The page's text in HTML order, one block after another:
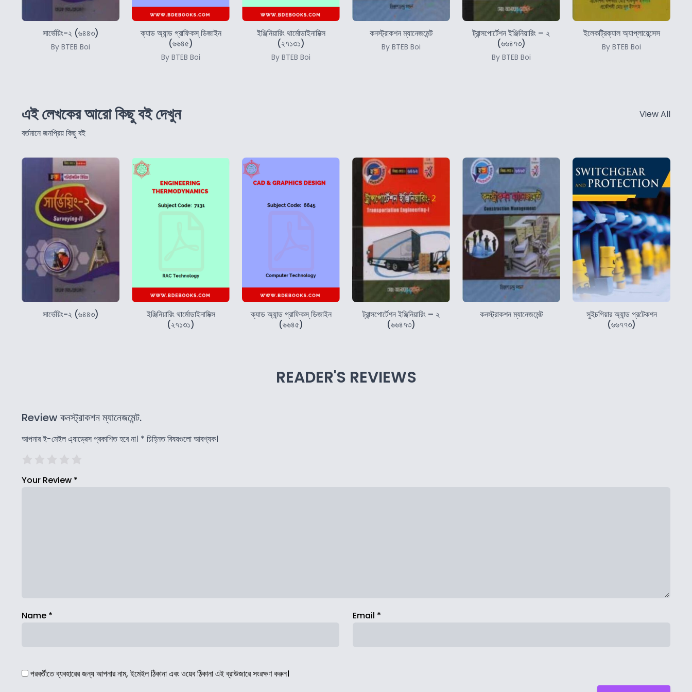
সার্ভেয়িং-২ (৬৪৪৩)
By BTEB Boi
ক্যাড অ্যান্ড গ্রাফিকস্‌ ডিজাইন
(৬৬৪৫)
By BTEB Boi
ইঞ্জিনিয়ারিং থার্মোডাইনামিক্স
(২৭১৩১)
By BTEB Boi
কনস্ট্রাকশন ম্যানেজমেন্ট
By BTEB Boi
ট্রান্সপোর্টেশন ইঞ্জিনিয়ারিং – ২
(৬৬৪৭৩)
By BTEB Boi
ইলেকট্রিক্যাল অ্যাপ্লায়েন্সেস
By BTEB Boi
এই লেখকের আরো কিছু বই দেখুন
বর্তমানে জনপ্রিয় কিছু বই
View All
সার্ভেয়িং-২ (৬৪৪৩)
ইঞ্জিনিয়ারিং থার্মোডাইনামিক্স
(২৭১৩১)
ক্যাড অ্যান্ড গ্রাফিকস্‌ ডিজাইন
(৬৬৪৫)
ট্রান্সপোর্টেশন ইঞ্জিনিয়ারিং – ২
(৬৬৪৭৩)
কনস্ট্রাকশন ম্যানেজমেন্ট
সুইচগিয়ার অ্যান্ড প্রটেকশন
(৬৬৭৭৩)
READER'S REVIEWS
Review কনস্ট্রাকশন ম্যানেজমেন্ট.
আপনার ই-মেইল এ্যাড্রেস প্রকাশিত হবে না। * চিহ্নিত বিষয়গুলো আবশ্যক।
Your Review *
Name * Email *
পরবর্তীতে ব্যবহারের জন্য আপনার নাম, ইমেইল ঠিকানা এবং ওয়েব ঠিকানা এই ব্রাউজারে সংরক্ষণ করুন।